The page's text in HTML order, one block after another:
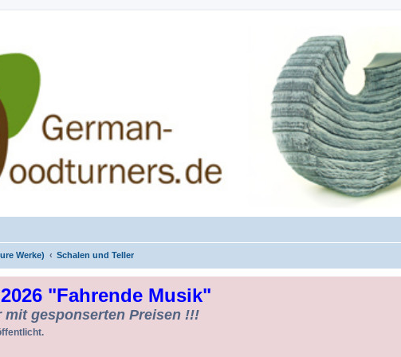
- German-Woodturners *Forum Sauerland*
des Kunsthandwerks
Werke) Schalen und Teller
"Fahrende Musik"
mit gesponserten Preisen !!!